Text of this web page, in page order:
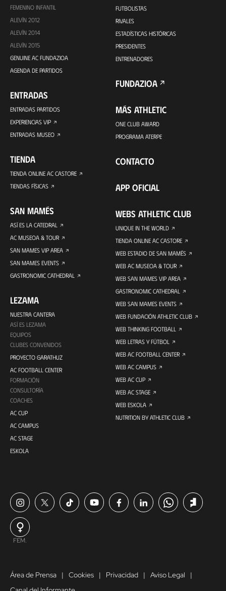
FEMENINO INFANTIL
ALEVÍN 2012
ALEVÍN 2014
ALEVÍN 2015
GENUINE AC FUNDAZIOA
AGENDA DE PARTIDOS
ENTRADAS
ENTRADAS PARTIDOS
EXPERIENCIAS VIP
ENTRADAS MUSEO
TIENDA
TIENDA ONLINE AC CASTORE
TIENDAS FÍSICAS
SAN MAMÉS
ASÍ ES LA CATEDRAL
AC MUSEOA & TOUR
SAN MAMES VIP AREA
SAN MAMES EVENTS
GASTRONOMIC CATHEDRAL
LEZAMA
NUESTRA CANTERA
ASÍ ES LEZAMA
EQUIPOS
CLUBES CONVENIDOS
PROYECTO GARATHUZ
AC FOOTBALL CENTER
FORMACIÓN
CONSULTORÍA
COACHES
AC CUP
AC CAMPUS
AC STAGE
ESKOLA
FUTBOLISTAS
RIVALES
ESTADÍSTICAS HISTÓRICAS
PRESIDENTES
ENTRENADORES
FUNDAZIOA
MÁS ATHLETIC
ONE CLUB AWARD
PROGRAMA ATERPE
CONTACTO
APP OFICIAL
WEBS ATHLETIC CLUB
UNIQUE IN THE WORLD
TIENDA ONLINE AC CASTORE
WEB ESTADIO DE SAN MAMÉS
WEB AC MUSEOA & TOUR
WEB SAN MAMES VIP AREA
GASTRONOMIC CATHEDRAL
WEB SAN MAMES EVENTS
WEB FUNDACIÓN ATHLETIC CLUB
WEB THINKING FOOTBALL
WEB LETRAS Y FÚTBOL
WEB AC FOOTBALL CENTER
WEB AC CAMPUS
WEB AC CUP
WEB AC STAGE
WEB ESKOLA
NUTRITION BY ATHLETIC CLUB
FEM.
Área de Prensa Cookies Privacidad
Aviso Legal